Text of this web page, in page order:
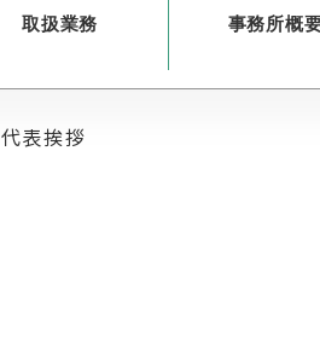
代表挨拶
取扱業務 事務所概